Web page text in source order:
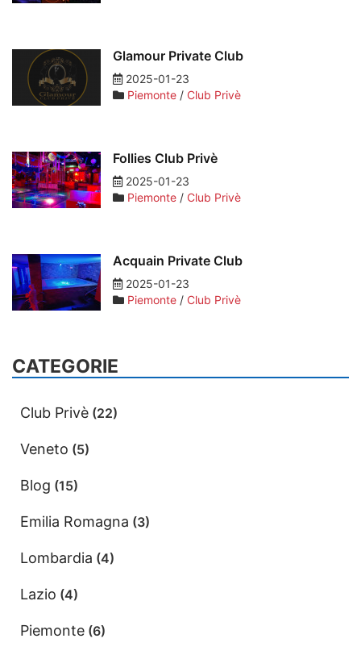
Glamour Private Club
2025-01-23
Piemonte / Club Privè
Follies Club Privè
2025-01-23
Piemonte / Club Privè
Acquain Private Club
2025-01-23
Piemonte / Club Privè
CATEGORIE
Club Privè (22)
Veneto (5)
Blog (15)
Emilia Romagna (3)
Lombardia (4)
Lazio (4)
Piemonte (6)